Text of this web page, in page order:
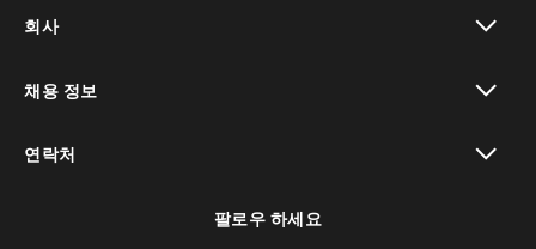
회사
채용 정보
연락처
팔로우 하세요